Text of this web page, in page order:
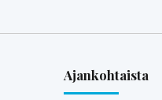
Ajankohtaista